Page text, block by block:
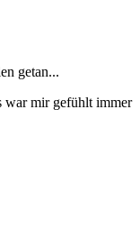
getan...
war mir gefühlt immer